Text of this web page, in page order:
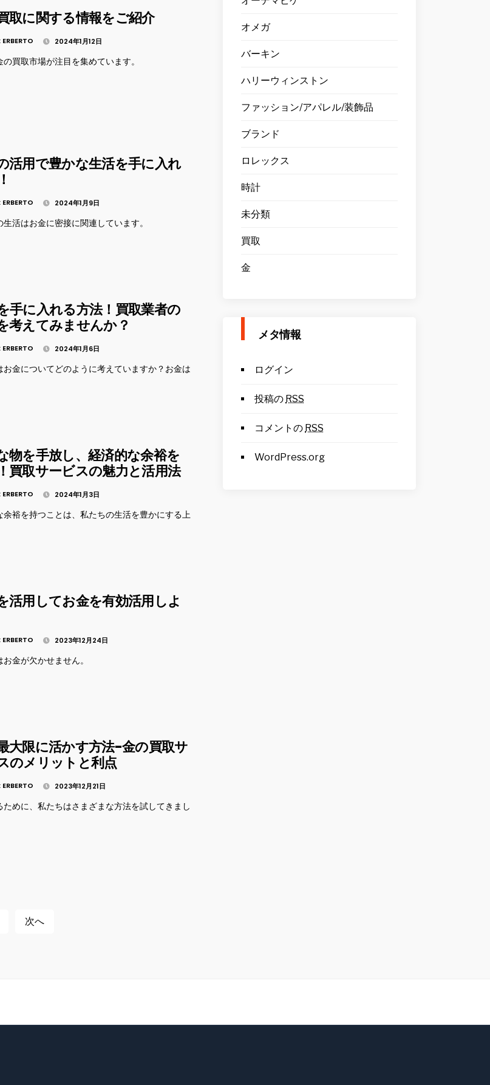
取に関する情報をご紹介
ERBERTO 2024年1月12日
の買取市場が注目を集めています。
活用で豊かな生活を手に入れ
ERBERTO 2024年1月9日
生活はお金に密接に関連しています。
手に入れる方法！買取業者の
考えてみませんか？
ERBERTO 2024年1月6日
お金についてどのように考えていますか？お金は
物を手放し、経済的な余裕を
買取サービスの魅力と活用法
ERBERTO 2024年1月3日
余裕を持つことは、私たちの生活を豊かにする上
活用してお金を有効活用しよ
ERBERTO 2023年12月24日
金が欠かせません。
大限に活かす方法-金の買取サ
のメリットと利点
ERBERTO 2023年12月21日
ために、私たちはさまざまな方法を試してきまし
次へ
オメガ
バーキン
ハリーウィンストン
ファッション/アパレル/装飾品
ブランド
ロレックス
時計
未分類
買取
金
メタ情報
ログイン
投稿の RSS
コメントの RSS
WordPress.org